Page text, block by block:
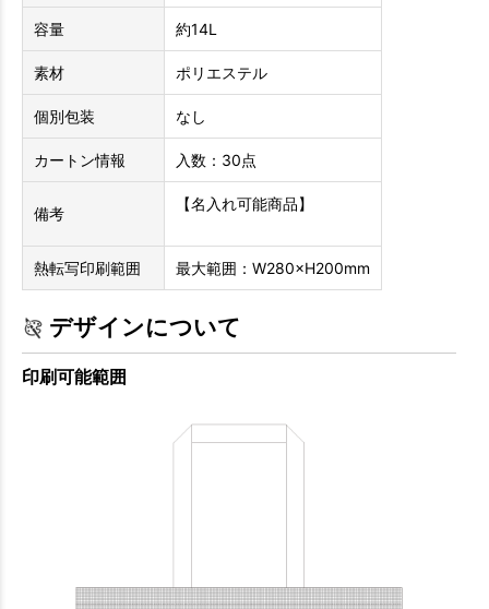
容量 約14L
素材 ポリエステル
個別包装 なし
カートン情報 入数：30点
備考
【名入れ可能商品】
熱転写印刷範囲 最大範囲：W280×H200mm
デザインについて
印刷可能範囲